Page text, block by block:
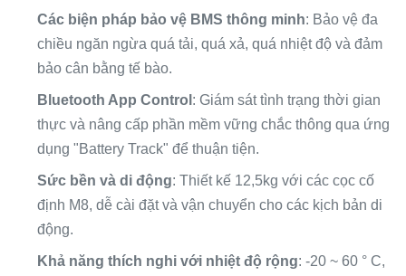
Chi phí
suốt đời
Hạ cao hơn
Các biện pháp bảo vệ BMS thông minh: Bảo vệ đa
chiều ngăn ngừa quá tải, quá xả, quá nhiệt độ và đảm
bảo cân bằng tế bào.
Bluetooth App Control : Giám sát tình trạng thời gian
thực và nâng cấp phần mềm vững chắc thông qua ứng
dụng "Battery Track" để thuận tiện.
Sức bền và di động: Thiết kế 12,5kg với các cọc cố
định M8, dễ cài đặt và vận chuyển cho các kịch bản di
động.
Khả năng thích nghi với nhiệt độ rộng: -20 ~ 60 ° C,